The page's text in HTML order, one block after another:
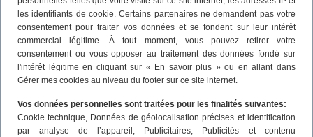
les identifiants de cookie. Certains partenaires ne demandent pas votre
consentement pour traiter vos données et se fondent sur leur intérêt
commercial légitime. À tout moment, vous pouvez retirer votre
consentement ou vous opposer au traitement des données fondé sur
l'intérêt légitime en cliquant sur « En savoir plus » ou en allant dans
Gérer mes cookies au niveau du footer sur ce site internet.
Vos données personnelles sont traitées pour les finalités suivantes:
Cookie technique, Données de géolocalisation précises et identification
par analyse de l’appareil , Publicitaires, Publicités et contenu